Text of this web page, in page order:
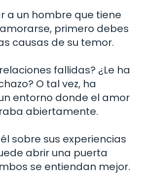
a un hombre que tiene
primero debes
causas de su temor.
fallidas? ¿Le ha
O tal vez, ha
entorno donde el amor
abiertamente.
sobre sus experiencias
abrir una puerta
se entiendan mejor.